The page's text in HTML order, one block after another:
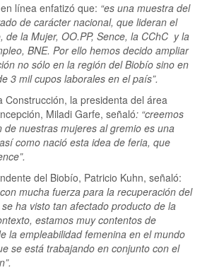
línea enfatizó que: “es una muestra del
de carácter nacional, que lideran el
de la Mujer, OO.PP, Sence, la CChC y la
BNE. Por ello hemos decido ampliar
no sólo en la región del Biobío sino en
3 mil cupos laborales en el país”.
Construcción, la presidenta del área
Miladi Garfe, señaló: “creemos
de nuestras mujeres al gremio es una
como nació esta idea de feria, que
del Biobío, Patricio Kuhn, señaló:
mucha fuerza para la recuperación del
ha visto tan afectado producto de la
estamos muy contentos de
la empleabilidad femenina en el mundo
se está trabajando en conjunto con el